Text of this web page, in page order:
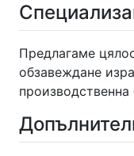
Предлагаме
обзавеждане